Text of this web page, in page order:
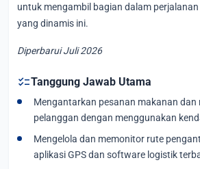
untuk mengambil bagian dalam
yang dinamis ini.
Diperbarui Juli 2026
checklistTanggung Jawab Utama
Mengantarkan pesanan makanan dan
pelanggan dengan menggunakan
Mengelola dan memonitor rute
aplikasi GPS dan software logistik